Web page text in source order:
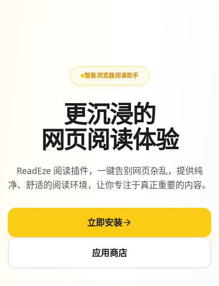
智能浏览器阅读助手
更沉浸的
网页阅读体验
ReadEze 阅读插件，一键告别网页杂乱，提供纯
净、舒适的阅读环境，让你专注于真正重要的内容。
立即安装
应用商店